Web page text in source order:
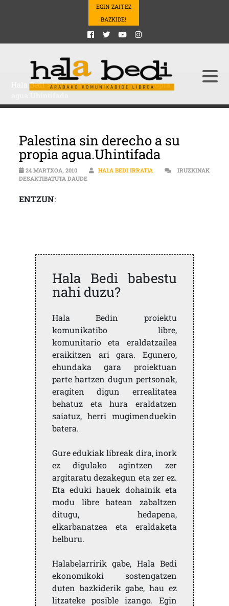
EGIN ZAITEZ
BAZKIDE!
Hala Bedi>Palestina sin derecho a su propia
Palestina sin derecho a su
propia agua.Uhintifada
24 MARTXOA, 2010 HALA BEDI IRRATIA
IRUZKINAK
DESAKTIBATUTA DAUDEPALESTINA SIN DERECHO A SU PROPIA
ENTZUN:
Hala Bedi babestu
nahi duzu?
Hala Bedin proiektu
komunikatibo libre,
komunitario eta eraldatzailea
eraikitzen ari gara. Egunero,
ehundaka gara proiektuan
parte hartzen dugun pertsonak,
eragiten digun errealitatea
behatuz eta hura eraldatzen
saiatuz, herri mugimenduekin
batera.
Gure edukiak libreak dira, inork
ez digulako agintzen zer
argitaratu dezakegun eta zer ez.
Eta eduki hauek dohainik eta
modu libre batean zabaltzen
ditugu, hedapena,
elkarbanatzea eta eraldaketa
helburu.
Halabelarririk gabe, Hala Bedi
ekonomikoki sostengatzen
duten bazkiderik gabe, hau ez
litzateke posible izango. Egin